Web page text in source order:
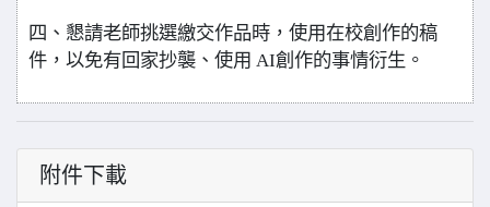
四、懇請老師挑選繳交作品時，使用在校創作的稿
件，以免有回家抄襲、使用 AI創作的事情衍生。
附件下載